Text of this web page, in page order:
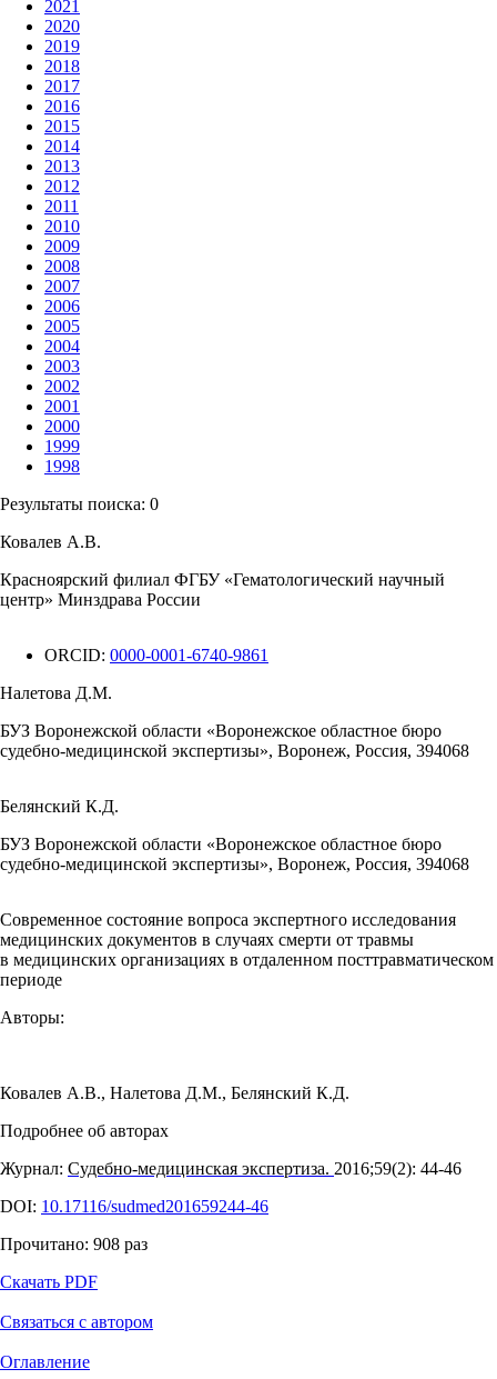
2021
2020
2019
2018
2017
2016
2015
2014
2013
2012
2011
2010
2009
2008
2007
2006
2005
2004
2003
2002
2001
2000
1999
1998
Результаты поиска: 0
Ковалев А.В.
Красноярский филиал ФГБУ «Гематологический научный
центр» Минздрава России
ORCID: 0000-0001-6740-9861
Налетова Д.М.
БУЗ Воронежской области «Воронежское областное бюро
судебно-медицинской экспертизы», Воронеж, Россия, 394068
Белянский К.Д.
БУЗ Воронежской области «Воронежское областное бюро
судебно-медицинской экспертизы», Воронеж, Россия, 394068
Современное состояние вопроса экспертного исследования
медицинских документов в случаях смерти от травмы
в медицинских организациях в отдаленном посттравматическом
периоде
Авторы:
Ковалев А.В., Налетова Д.М., Белянский К.Д.
Подробнее об авторах
Журнал: Судебно-медицинская экспертиза. 2016;59(2): 44‑46
DOI: 10.17116/sudmed201659244-46
Прочитано: 908 раз
Скачать PDF
Связаться с автором
Оглавление